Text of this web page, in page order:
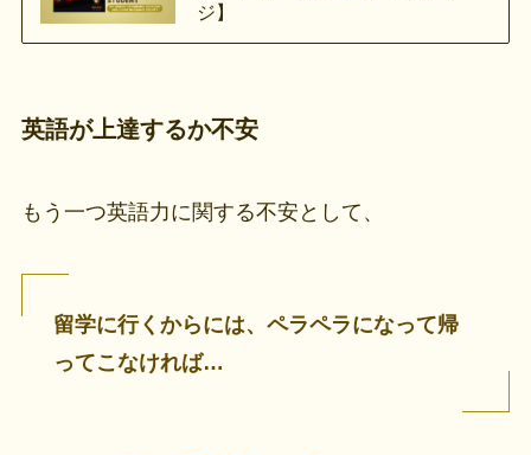
ジ】
英語が上達するか不安
もう一つ英語力に関する不安として、
留学に行くからには、ペラペラになって帰
ってこなければ…